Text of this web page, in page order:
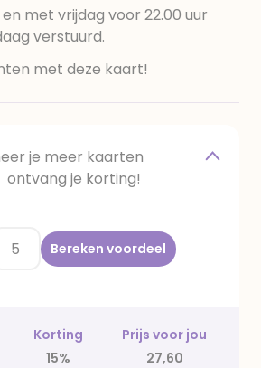
met vrijdag voor 22.00 uur
verstuurd.
met deze kaart!
je meer kaarten
je korting!
Bereken voordeel
Korting
Prijs voor jou
15% 27,60